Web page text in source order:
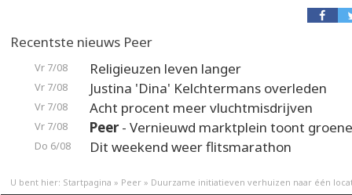
Recentste nieuws Peer
Vr 7/08 Religieuzen leven langer
Vr 7/08 Justina 'Dina' Kelchtermans overleden
Vr 7/08 Acht procent meer vluchtmisdrijven
Vr 7/08 Peer- Vernieuwd marktplein toont
Do 6/08 Dit weekend weer flitsmarathon
U bent hier: Startpagina » Peer » Duurzame initiatieven verhuizen naar één